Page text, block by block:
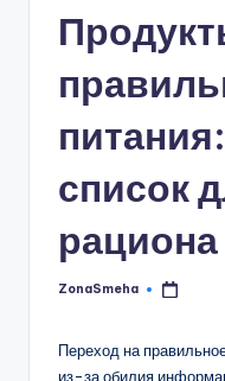
список
рациона
Запись
ZonaSmeha
Переход на
из-за обилия